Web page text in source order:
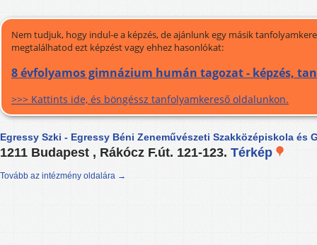
Nem tudjuk, hogy indul-e a képzés, de ajánlunk egy másik
megtalálhatod ezt képzést vagy ehhez hasonlókat:
8 évfolyamos gimnázium humán tagozat - képzés,
>>> Kattints ide, és böngéssz tanfolyamkereső oldalunkon.
Egressy Szki - Egressy Béni Zeneművészeti Szakközépiskola és
1211 Budapest , Rákócz F.út. 121-123. Térkép
Tovább az intézmény oldalára →